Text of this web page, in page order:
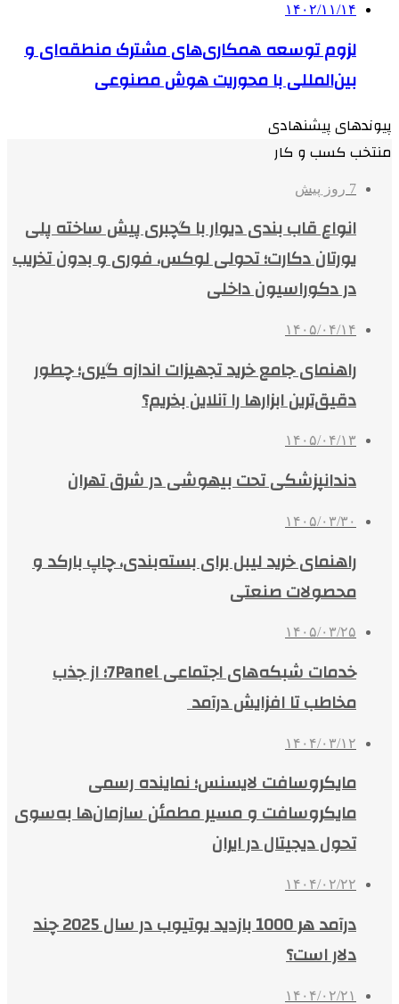
۱۴۰۲/۱۱/۱۴
لزوم توسعه همکاری‌های مشترک منطقه‌ای و
بین‌المللی با محوریت هوش مصنوعی
پیوندهای پیشنهادی
منتخب کسب و کار
7 روز پیش
انواع قاب بندی دیوار با گچبری پیش ساخته پلی
یورتان دکارت؛ تحولی لوکس، فوری و بدون تخریب
در دکوراسیون داخلی
۱۴۰۵/۰۴/۱۴
راهنمای جامع خرید تجهیزات اندازه گیری؛ چطور
دقیق‌ترین ابزارها را آنلاین بخریم؟
۱۴۰۵/۰۴/۱۳
دندانپزشکی تحت بیهوشی در شرق تهران
۱۴۰۵/۰۳/۳۰
راهنمای خرید لیبل برای بسته‌بندی، چاپ بارکد و
محصولات صنعتی
۱۴۰۵/۰۳/۲۵
خدمات شبکه‌های اجتماعی 7Panel؛ از جذب
مخاطب تا افزایش درآمد
۱۴۰۴/۰۳/۱۲
مایکروسافت لایسنس؛ نماینده رسمی
مایکروسافت و مسیر مطمئن سازمان‌ها به‌سوی
تحول دیجیتال در ایران
۱۴۰۴/۰۲/۲۲
درآمد هر 1000 بازدید یوتیوب در سال 2025 چند
دلار است؟
۱۴۰۴/۰۲/۲۱